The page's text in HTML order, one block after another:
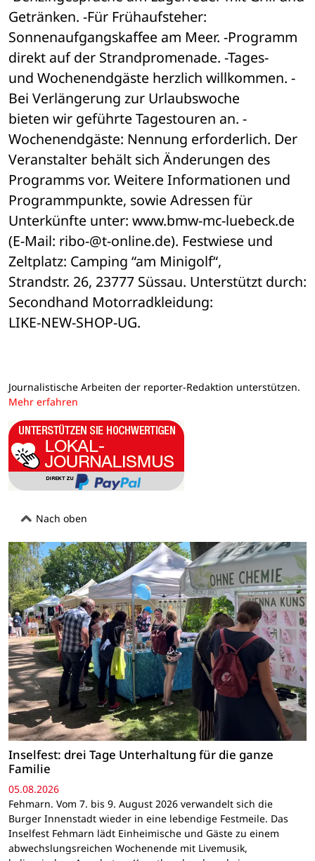
Getränken. -Für Frühaufsteher:
Sonnenaufgangskaffee am Meer. -Programm
direkt auf der Strandpromenade. -Tages-
und Wochenendgäste herzlich willkommen. -
Bei Verlängerung zur Urlaubswoche
bieten wir geführte Tagestouren an. -
Wochenendgäste: Nennung erforderlich. Der
Veranstalter behält sich Änderungen des
Programms vor. Weitere Informationen und
Programmpunkte, sowie Adressen für
Unterkünfte unter: www.bmw-mc-luebeck.de
(E-Mail: ribo-@t-online.de). Festwiese und
Zeltplatz: Camping “am Minigolf“,
Strandstr. 26, 23777 Süssau. Unterstützt durch:
Secondhand Motorradkleidung:
LIKE-NEW-SHOP-UG.
Journalistische Arbeiten der reporter-Redaktion unterstützen.
Mehr erfahren
Nach oben
Inselfest: drei Tage Unterhaltung für die ganze
Familie
05.08.2026
Fehmarn. Vom 7. bis 9. August 2026 verwandelt sich die
Burger Innenstadt wieder in eine lebendige Festmeile. Das
Inselfest Fehmarn lädt Einheimische und Gäste zu einem
abwechslungsreichen Wochenende mit Livemusik,